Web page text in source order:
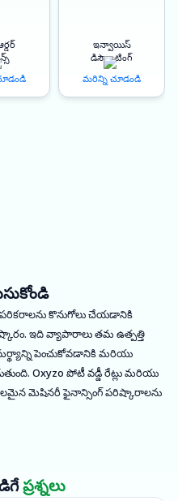
ఇన్వాయిస్
డిస్కౌంటింగ్
మరిన్ని చూడండి
కొనుగోలు చేయడానికి
ఇది వ్యాపారాలు తమ ఉత్పత్తి
పెంచుకోవడానికి మరియు
Oxyzo పోటీ వడ్డీ రేట్లు మరియు
మెషినరీ ఫైనాన్సింగ్ పరిష్కారాలను
ప్రశ్నలు